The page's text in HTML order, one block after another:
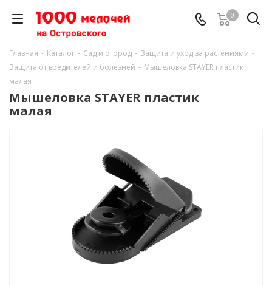
0
Главная - Каталог - Сад и огород - Защита и уход за растениями -
Защита от вредителей и болезней - Мышеловка STAYER пластик
малая
Мышеловка STAYER пластик
малая